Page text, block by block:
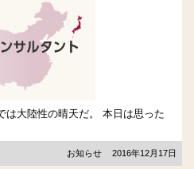
は大陸性の晴天だ。 本日は思った
お知らせ 2016年12月17日